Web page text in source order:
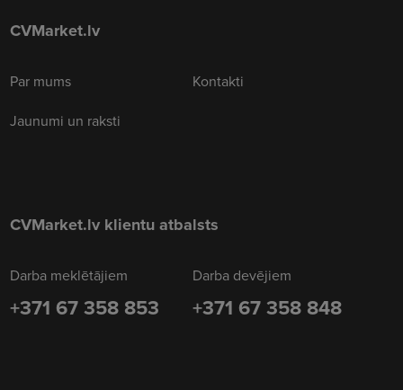
CVMarket.lv
Par mums
Jaunumi un raksti
Kontakti
CVMarket.lv klientu atbalsts
Darba meklētājiem
+371 67 358 853
Darba devējiem
+371 67 358 848